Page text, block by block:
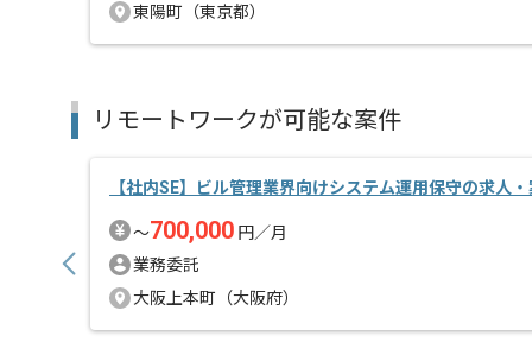
東陽町（東京都）
リモートワークが可能な案件
【社内SE】ビル管理業界向けシステム運用保守の求人
〜700,000 円／月
業務委託
大阪上本町（大阪府）